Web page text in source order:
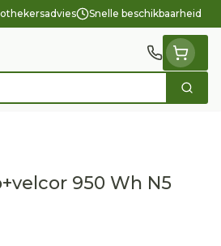
Snelle beschikbaarheid
Zoek
950 Wh N5